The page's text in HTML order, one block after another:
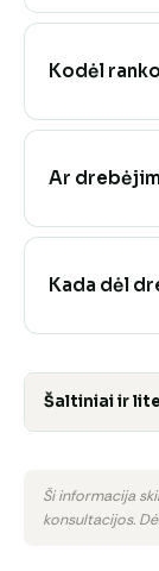
Kodėl
Ar
Kada dėl
Šaltiniai ir
Ši informacija
konsultacijos.